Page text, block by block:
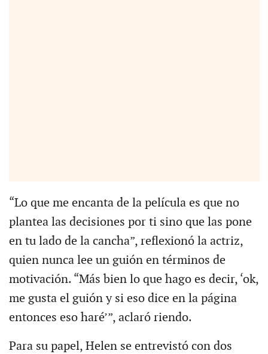
“Lo que me encanta de la película es que no
plantea las decisiones por ti sino que las pone
en tu lado de la cancha”, reflexionó la actriz,
quien nunca lee un guión en términos de
motivación. “Más bien lo que hago es decir, ‘ok,
me gusta el guión y si eso dice en la página
entonces eso haré’”, aclaró riendo.
Para su papel, Helen se entrevistó con dos